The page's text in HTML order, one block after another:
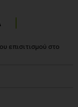
επισιτισμού στο